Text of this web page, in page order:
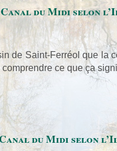
Canal du Midi selon
de Saint-Ferréol que la
comprendre ce que ça
du Midi selon